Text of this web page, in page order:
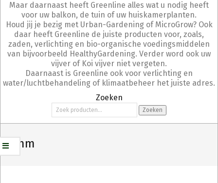
Maar daarnaast heeft Greenline alles wat u nodig heeft
voor uw balkon, de tuin of uw huiskamerplanten.
Houd jij je bezig met Urban-Gardening of MicroGrow? Ook
daar heeft Greenline de juiste producten voor, zoals,
zaden, verlichting en bio-organische voedingsmiddelen
van bijvoorbeeld HealthyGardening. Verder word ook uw
vijver of Koi vijver niet vergeten.
Daarnaast is Greenline ook voor verlichting en
water/luchtbehandeling of klimaatbeheer het juiste adres.
Zoeken
Zoeken
naar:
Zoeken
16 mm